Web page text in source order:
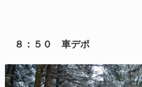
８：５０ 車デポ